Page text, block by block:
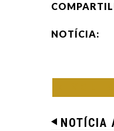
NOTÍCIA:
NOTÍCIA